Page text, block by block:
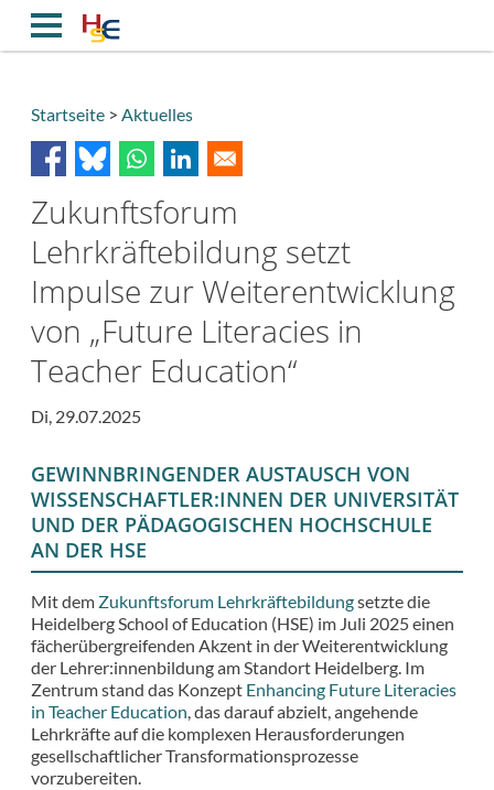
Inhalt
Breadcrumb
Startseite Aktuelles
Zukunftsforum
Lehrkräftebildung setzt
Impulse zur Weiterentwicklung
von „Future Literacies in
Teacher Education“
Di, 29.07.2025
GEWINNBRINGENDER AUSTAUSCH VON
WISSENSCHAFTLER:INNEN DER UNIVERSITÄT
UND DER PÄDAGOGISCHEN HOCHSCHULE
AN DER HSE
Mit dem Zukunftsforum Lehrkräftebildungsetzte die
Heidelberg School of Education (HSE) im Juli 2025 einen
fächerübergreifenden Akzent in der Weiterentwicklung
der Lehrer:innenbildung am Standort Heidelberg. Im
Zentrum stand das Konzept Enhancing Future Literacies
in Teacher Education, das darauf abzielt, angehende
Lehrkräfte auf die komplexen Herausforderungen
gesellschaftlicher Transformationsprozesse
vorzubereiten.